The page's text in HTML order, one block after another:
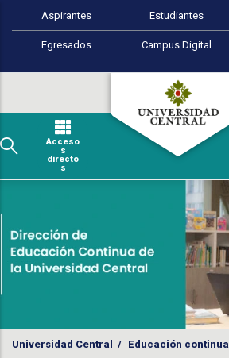
Pasar al contenido principal
Perfiles de usuario
Aspirantes Estudiantes
Egresados Campus Digital
Acceso
s
directo
s
Universidad Central / Educación continua